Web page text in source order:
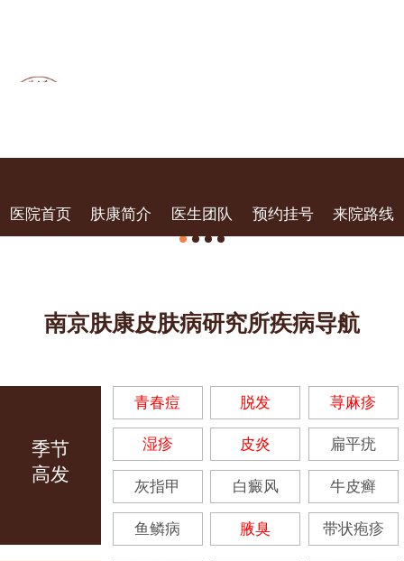
医院首页 肤康简介 医生团队 预约挂号 来院路线
南京肤康皮肤病研究所疾病导航
季节
高发
青春痘 脱发 荨麻疹
湿疹 皮炎 扁平疣
灰指甲 白癜风 牛皮癣
鱼鳞病 腋臭 带状疱疹